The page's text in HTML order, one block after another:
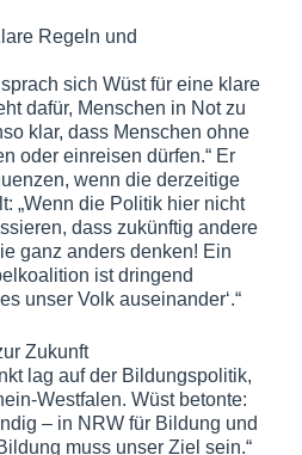
Regeln und
sich Wüst für eine klare
dafür, Menschen in Not zu
klar, dass Menschen ohne
oder einreisen dürfen.“ Er
wenn die derzeitige
„Wenn die Politik hier nicht
dass zukünftig andere
ganz anders denken! Ein
ist dringend
unser Volk auseinander‘.“
Zukunft
lag auf der Bildungspolitik,
Westfalen. Wüst betonte:
– in NRW für Bildung und
muss unser Ziel sein.“